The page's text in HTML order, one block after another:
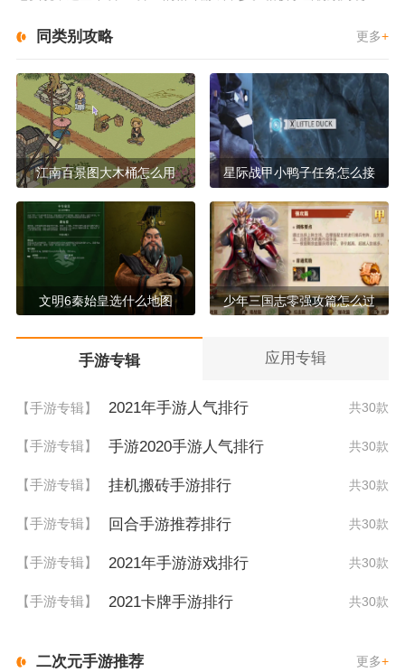
同类别攻略 更多+
江南百景图大木桶怎么用 星际战甲小鸭子任务怎么接
文明6秦始皇选什么地图 少年三国志零强攻篇怎么过
手游专辑 应用专辑
【手游专辑】 2021年手游人气排行 共30款
【手游专辑】 手游2020手游人气排行 共30款
【手游专辑】 挂机搬砖手游排行 共30款
【手游专辑】 回合手游推荐排行 共30款
【手游专辑】 2021年手游游戏排行 共30款
【手游专辑】 2021卡牌手游排行 共30款
二次元手游推荐 更多+